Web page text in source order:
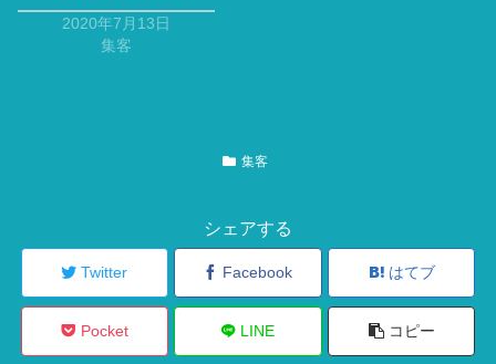
2020年7月13日
集客
集客
シェアする
Twitter Facebook はてブ
Pocket LINE コピー